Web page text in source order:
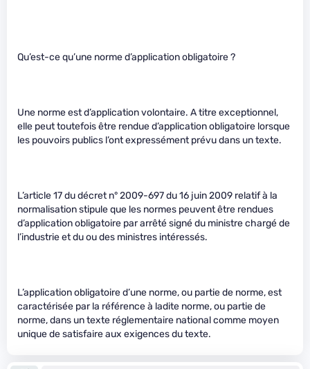
Qu’est-ce qu’une norme d’application obligatoire ?
Une norme est d’application volontaire. A titre exceptionnel,
elle peut toutefois être rendue d’application obligatoire lorsque
les pouvoirs publics l’ont expressément prévu dans un texte.
L’article 17 du décret n° 2009-697 du 16 juin 2009 relatif à la
normalisation stipule que les normes peuvent être rendues
d’application obligatoire par arrêté signé du ministre chargé de
l’industrie et du ou des ministres intéressés.
L’application obligatoire d’une norme, ou partie de norme, est
caractérisée par la référence à ladite norme, ou partie de
norme, dans un texte réglementaire national comme moyen
unique de satisfaire aux exigences du texte.